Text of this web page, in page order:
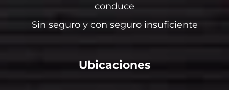
conduce
Sin seguro y con seguro insuficiente
Ubicaciones